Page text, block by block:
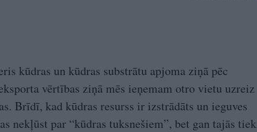
kūdras un kūdras substrātu apjoma ziņā pēc
vērtības ziņā mēs ieņemam otro vietu uzreiz
Brīdī, kad kūdras resurss ir izstrādāts un ieguves
nekļūst par “kūdras tuksnešiem”, bet gan tajās tiek